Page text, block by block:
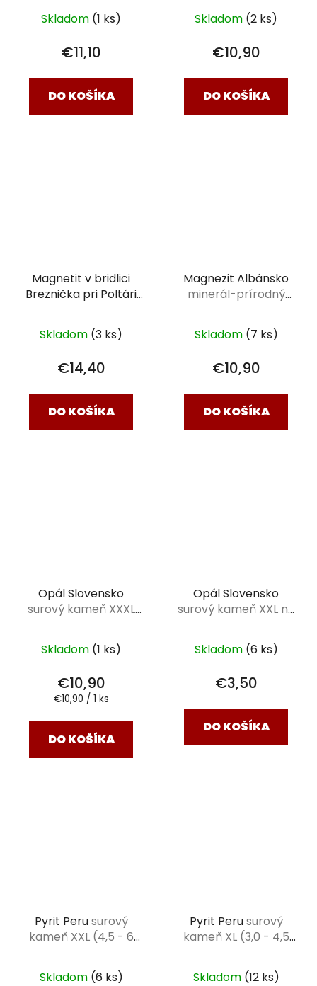
Skladom (1 ks)
€11,10
DO KOŠÍKA
na dreve
Skladom (2 ks)
€10,90
DO KOŠÍKA
Magnetit v bridlici
Breznička pri Poltári
kameň
Skladom (3 ks)
€14,40
DO KOŠÍKA
Magnezit Albánsko
minerál-prírodný
Skladom (7 ks)
€10,90
DO KOŠÍKA
Opál Slovensko
surový kameň XXXL
Skladom (1 ks)
€10,90
Jednotková
€10,90 / 1 ks
DO KOŠÍKA
Opál Slovensko
surový kameň XXL na
Skladom (6 ks)
€3,50
DO KOŠÍKA
Pyrit Perusurový
kameň XXL (4,5 - 6
Skladom (6 ks)
Pyrit Perusurový
kameň XL (3,0 - 4,5
Skladom (12 ks)